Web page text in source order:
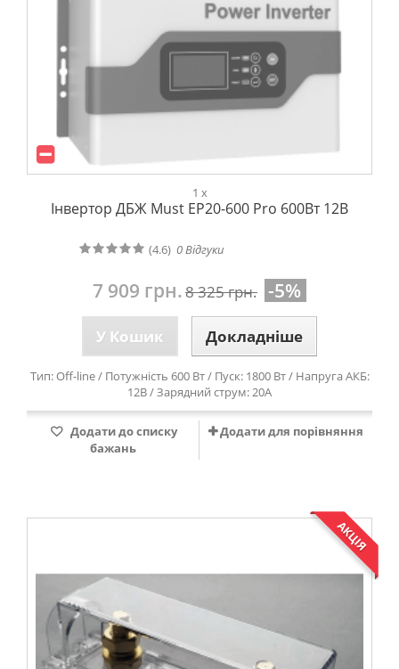
1 x
Інвертор ДБЖ Must EP20-600 Pro 600Вт 12В
(4.6) 0Відгуки
7 909 грн.8 325 грн. -5%
У Кошик Докладніше
Тип: Off-line / Потужність 600 Вт / Пуск: 1800 Вт / Напруга АКБ:
12В / Зарядний струм: 20А
Додати до списку
бажань
Додати для порівняння
АКЦІЯ